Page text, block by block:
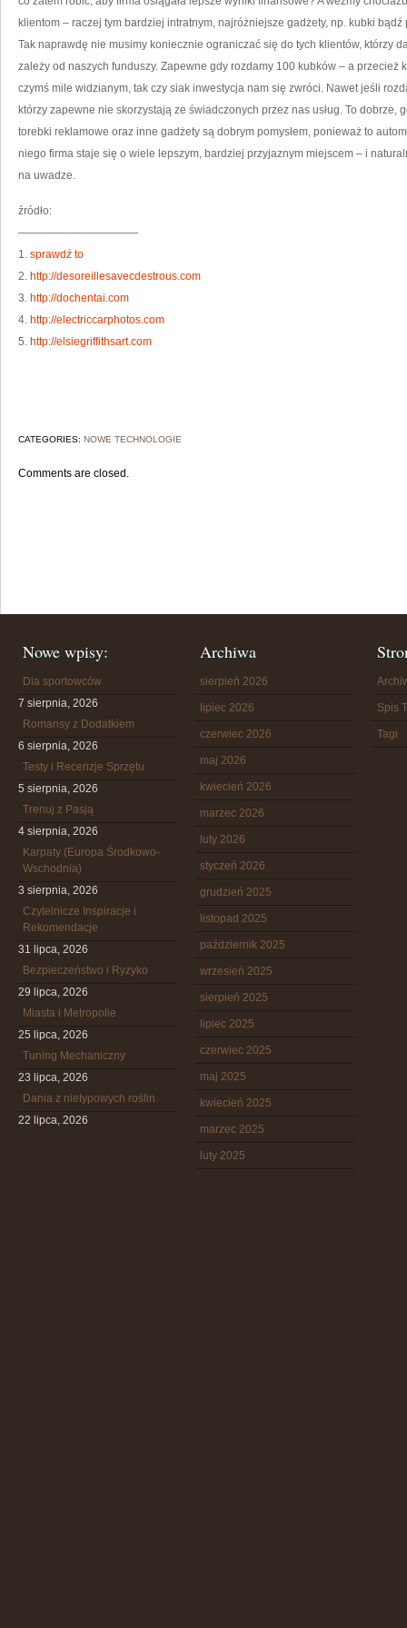
klientom – raczej tym bardziej intratnym, najróżniejsze gadżety, np. kubki
Tak naprawdę nie musimy koniecznie ograniczać się do tych klientów, którzy
zależy od naszych funduszy. Zapewne gdy rozdamy 100 kubków – a przecież
czymś mile widzianym, tak czy siak inwestycja nam się zwróci. Nawet jeśli
którzy zapewne nie skorzystają ze świadczonych przez nas usług. To
torebki reklamowe oraz inne gadżety są dobrym pomysłem, ponieważ to
niego firma staje się o wiele lepszym, bardziej przyjaznym miejscem – i
na uwadze.
źródło:
———————————
1. sprawdź to
2. http://desoreillesavecdestrous.com
3. http://dochentai.com
4. http://electriccarphotos.com
5. http://elsiegriffithsart.com
CATEGORIES: NOWE TECHNOLOGIE
Comments are closed.
Nowe wpisy:
Dla sportowców
7 sierpnia, 2026
Romansy z Dodatkiem
6 sierpnia, 2026
Testy i Recenzje Sprzętu
5 sierpnia, 2026
Trenuj z Pasją
4 sierpnia, 2026
Karpaty (Europa Środkowo-
Wschodnia)
3 sierpnia, 2026
Czytelnicze Inspiracje i
Rekomendacje
31 lipca, 2026
Bezpieczeństwo i Ryzyko
29 lipca, 2026
Miasta i Metropolie
25 lipca, 2026
Tuning Mechaniczny
23 lipca, 2026
Dania z nietypowych roślin
22 lipca, 2026
Archiwa
sierpień 2026
lipiec 2026
czerwiec 2026
maj 2026
kwiecień 2026
marzec 2026
luty 2026
styczeń 2026
grudzień 2025
listopad 2025
październik 2025
wrzesień 2025
sierpień 2025
lipiec 2025
czerwiec 2025
maj 2025
kwiecień 2025
marzec 2025
luty 2025
Spis
Tagi